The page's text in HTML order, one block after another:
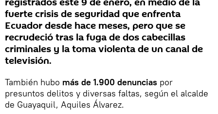
fuerte crisis de seguridad que enfrenta
Ecuador desde hace meses, pero que se
recrudeció tras la fuga de dos cabecillas
criminales y la toma violenta de un canal de
televisión.
También hubo más de 1.900 denuncias por
presuntos delitos y diversas faltas, según el alcalde
de Guayaquil, Aquiles Álvarez.